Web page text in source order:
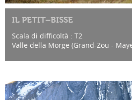
IL PETIT–BISSE
Scala di difficoltà : T2
Valle della Morge (Grand-Zou -